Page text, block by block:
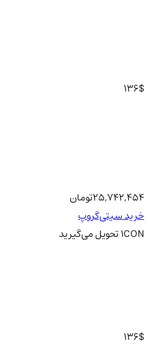
136$
25,742,454تومان
خرید سیتی‌گروپ
1CON تحویلمی‌گیرید
136$